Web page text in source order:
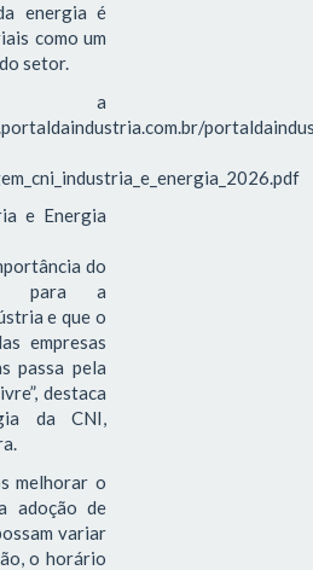
energia é
como um
setor.
a
e Energia
do
para a
e que o
empresas
passa pela
destaca
da CNI,
melhorar o
adoção de
variar
o horário